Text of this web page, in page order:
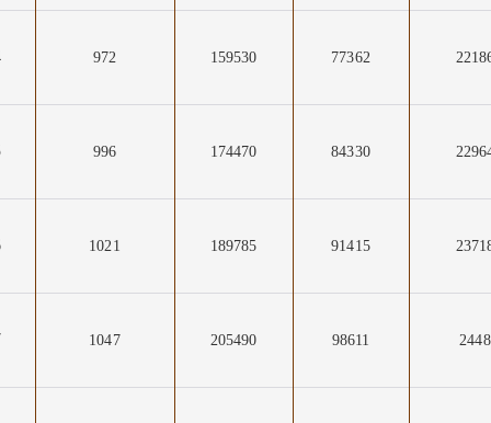
972 159530 77362
996 174470 84330
1021 189785 91415
1047 205490 98611 2448